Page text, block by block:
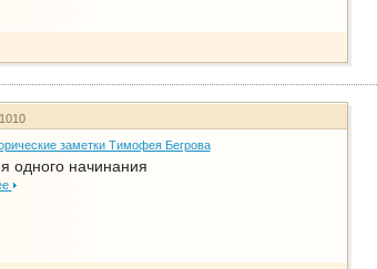
заметки Тимофея Бегрова
одного начинания